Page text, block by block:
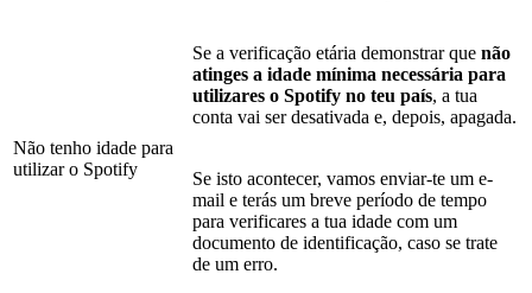
Não tenho idade para
utilizar o Spotify
Se a verificação etária demonstrar que não
atinges a idade mínima necessária para
utilizares o Spotify no teu país, a tua
conta vai ser desativada e, depois, apagada.
Se isto acontecer, vamos enviar-te um e-
mail e terás um breve período de tempo
para verificares a tua idade com um
documento de identificação, caso se trate
de um erro.